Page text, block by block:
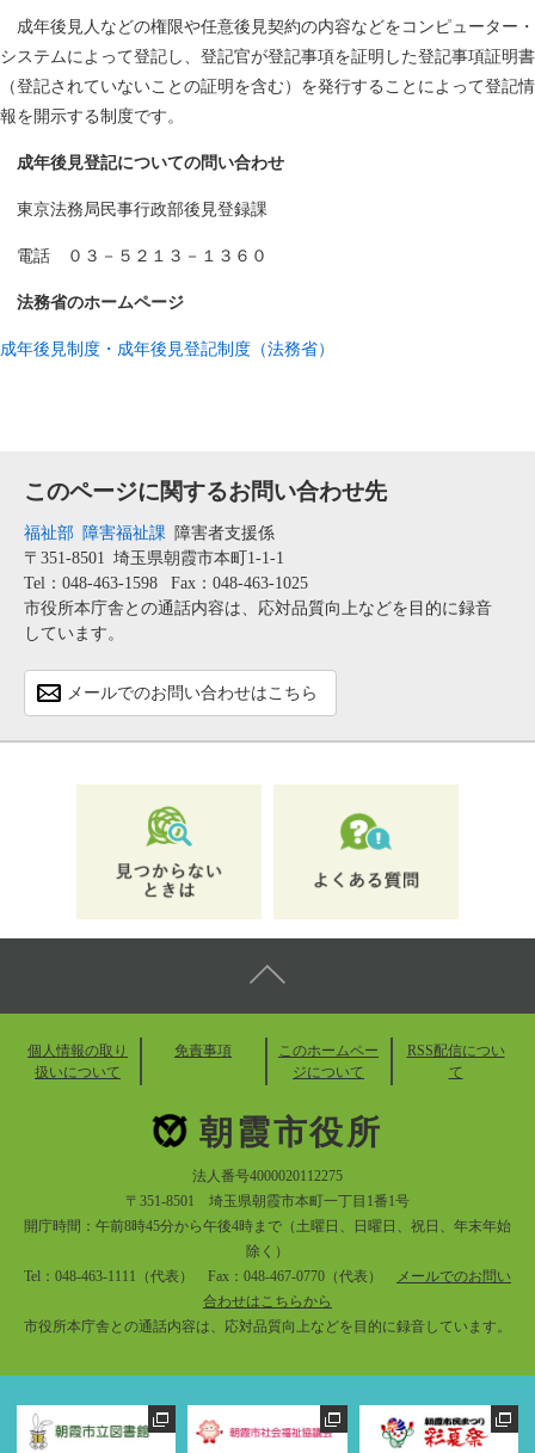
成年後見人などの権限や任意後見契約の内容などをコンピューター・
システムによって登記し、登記官が登記事項を証明した登記事項証明書
（登記されていないことの証明を含む）を発行することによって登記情
報を開示する制度です。
成年後見登記についての問い合わせ
東京法務局民事行政部後見登録課
電話 ０３－５２１３－１３６０
法務省のホームページ
成年後見制度・成年後見登記制度（法務省）
このページに関するお問い合わせ先
福祉部 障害福祉課 障害者支援係
〒351-8501 埼玉県朝霞市本町1-1-1
Tel：048-463-1598
Fax：048-463-1025
市役所本庁舎との通話内容は、応対品質向上などを目的に録音
しています。
メールでのお問い合わせはこちら
個人情報の取り
扱いについて
免責事項
このホームペー
ジについて
RSS配信につい
て
朝霞市役所
法人番号4000020112275
〒351-8501 埼玉県朝霞市本町一丁目1番1号
開庁時間：午前8時45分から午後4時まで（土曜日、日曜日、祝日、年末年始
除く）
Tel：048-463-1111（代表） Fax：048-467-0770（代表）
メールでのお問い
合わせはこちらから
市役所本庁舎との通話内容は、応対品質向上などを目的に録音しています。